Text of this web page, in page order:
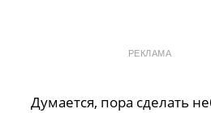
РЕКЛАМА
Думается, пора сделать